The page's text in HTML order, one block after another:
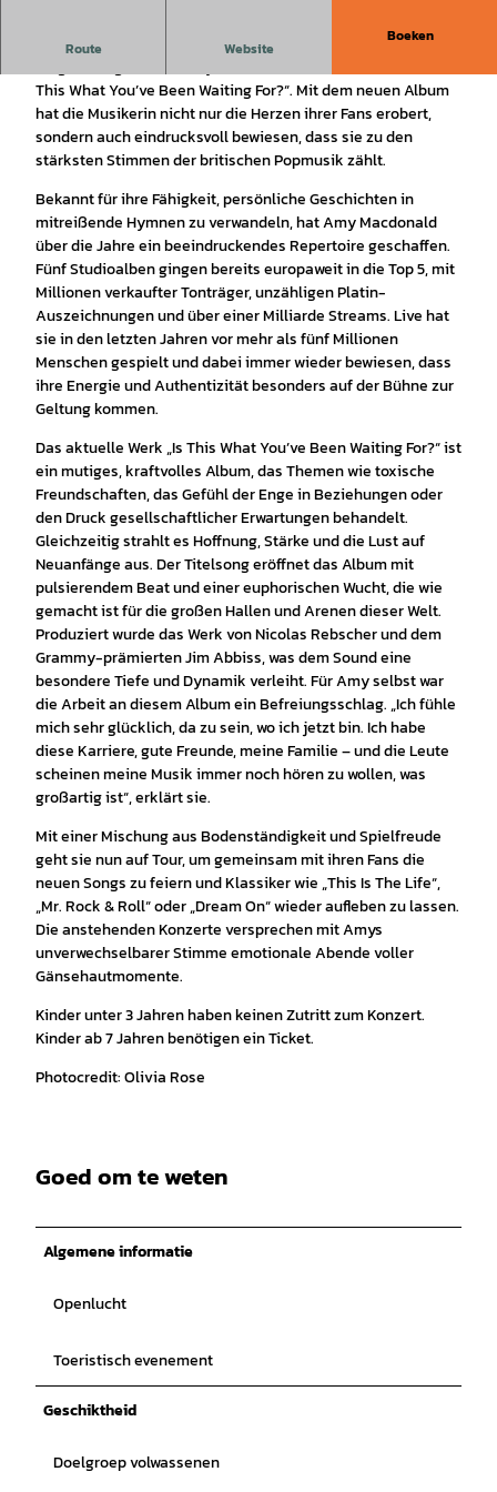
Route Website
Boeken
Im Juli 2025 veröffentlichte die schottische
This What You’ve Been Waiting For?“. Mit dem neuen Album
hat die Musikerin nicht nur die Herzen ihrer Fans erobert,
sondern auch eindrucksvoll bewiesen, dass sie zu den
stärksten Stimmen der britischen Popmusik zählt.
Bekannt für ihre Fähigkeit, persönliche Geschichten in
mitreißende Hymnen zu verwandeln, hat Amy Macdonald
über die Jahre ein beeindruckendes Repertoire geschaffen.
Fünf Studioalben gingen bereits europaweit in die Top 5, mit
Millionen verkaufter Tonträger, unzähligen Platin-
Auszeichnungen und über einer Milliarde Streams. Live hat
sie in den letzten Jahren vor mehr als fünf Millionen
Menschen gespielt und dabei immer wieder bewiesen, dass
ihre Energie und Authentizität besonders auf der Bühne zur
Geltung kommen.
Das aktuelle Werk „Is This What You’ve Been Waiting For?“ ist
ein mutiges, kraftvolles Album, das Themen wie toxische
Freundschaften, das Gefühl der Enge in Beziehungen oder
den Druck gesellschaftlicher Erwartungen behandelt.
Gleichzeitig strahlt es Hoffnung, Stärke und die Lust auf
Neuanfänge aus. Der Titelsong eröffnet das Album mit
pulsierendem Beat und einer euphorischen Wucht, die wie
gemacht ist für die großen Hallen und Arenen dieser Welt.
Produziert wurde das Werk von Nicolas Rebscher und dem
Grammy-prämierten Jim Abbiss, was dem Sound eine
besondere Tiefe und Dynamik verleiht. Für Amy selbst war
die Arbeit an diesem Album ein Befreiungsschlag. „Ich fühle
mich sehr glücklich, da zu sein, wo ich jetzt bin. Ich habe
diese Karriere, gute Freunde, meine Familie – und die Leute
scheinen meine Musik immer noch hören zu wollen, was
großartig ist“, erklärt sie.
Mit einer Mischung aus Bodenständigkeit und Spielfreude
geht sie nun auf Tour, um gemeinsam mit ihren Fans die
neuen Songs zu feiern und Klassiker wie „This Is The Life“,
„Mr. Rock & Roll“ oder „Dream On“ wieder aufleben zu lassen.
Die anstehenden Konzerte versprechen mit Amys
unverwechselbarer Stimme emotionale Abende voller
Gänsehautmomente.
Kinder unter 3 Jahren haben keinen Zutritt zum Konzert.
Kinder ab 7 Jahren benötigen ein Ticket.
Photocredit: Olivia Rose
Goed om te weten
Algemene informatie
Openlucht
Toeristisch evenement
Geschiktheid
Doelgroep volwassenen